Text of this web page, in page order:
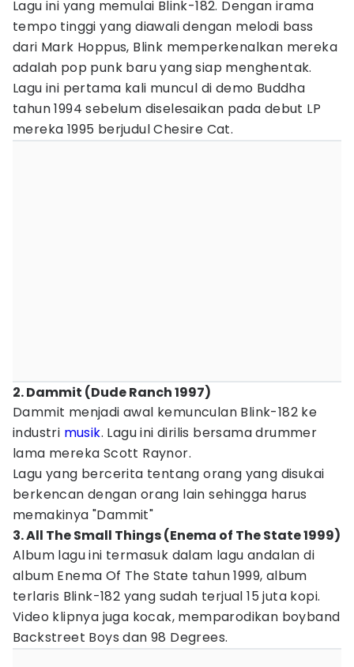
Lagu ini yang memulai Blink-182. Dengan irama
tempo tinggi yang diawali dengan melodi bass
dari Mark Hoppus, Blink memperkenalkan mereka
adalah pop punk baru yang siap menghentak.
Lagu ini pertama kali muncul di demo Buddha
tahun 1994 sebelum diselesaikan pada debut LP
mereka 1995 berjudul Chesire Cat.
2. Dammit (Dude Ranch 1997)
Dammit menjadi awal kemunculan Blink-182 ke
industri musik. Lagu ini dirilis bersama drummer
lama mereka Scott Raynor.
Lagu yang bercerita tentang orang yang disukai
berkencan dengan orang lain sehingga harus
memakinya "Dammit"
3. All The Small Things (Enema of The State 1999)
Album lagu ini termasuk dalam lagu andalan di
album Enema Of The State tahun 1999, album
terlaris Blink-182 yang sudah terjual 15 juta kopi.
Video klipnya juga kocak, memparodikan boyband
Backstreet Boys dan 98 Degrees.